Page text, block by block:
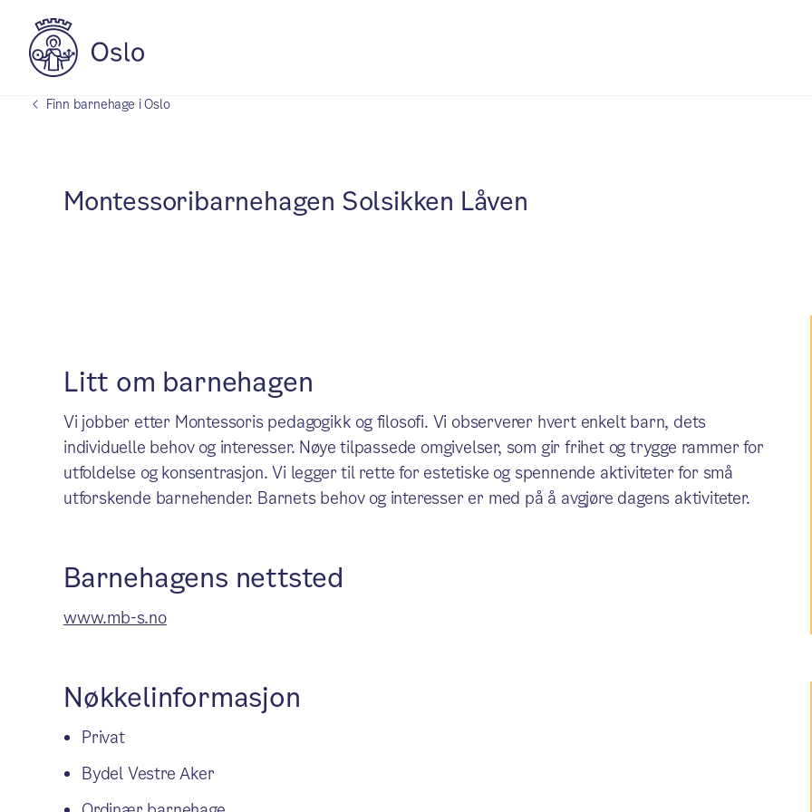
Finn barnehage i Oslo
Montessoribarnehagen Solsikken Låven
Litt om barnehagen
Vi jobber etter Montessoris pedagogikk og filosofi. Vi observerer hvert enkelt barn, dets
individuelle behov og interesser. Nøye tilpassede omgivelser, som gir frihet og trygge rammer for
utfoldelse og konsentrasjon. Vi legger til rette for estetiske og spennende aktiviteter for små
utforskende barnehender. Barnets behov og interesser er med på å avgjøre dagens aktiviteter.
Barnehagens nettsted
www.mb-s.no
Nøkkelinformasjon
Privat
Bydel Vestre Aker